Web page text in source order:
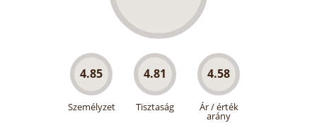
4.85
Személyzet
4.81
Tisztaság
4.58
Ár / érték
arány